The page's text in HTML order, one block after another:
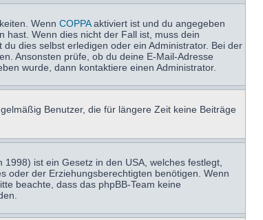
Wenn COPPAaktiviert ist und du angegeben
hast. Wenn dies nicht der Fall ist, muss dein
dies selbst erledigen oder ein Administrator. Bei der
Ansonsten prüfe, ob du deine E-Mail-Adresse
wurde, dann kontaktiere einen Administrator.
Benutzer, die für längere Zeit keine Beiträge
ist ein Gesetz in den USA, welches festlegt,
oder der Erziehungsberechtigten benötigen. Wenn
beachte, dass das phpBB-Team keine